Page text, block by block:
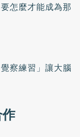
怎麼才能成為那
察練習」讓大腦